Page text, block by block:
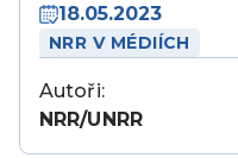
18.05.2023
NRR V MÉDIÍCH
Autoři:
NRR/UNRR